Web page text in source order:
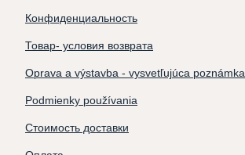
Конфиденциальность
Товар- условия возврата
Oprava a výstavba - vysvetľujúca poznámka
Podmienky používania
Стоимость доставки